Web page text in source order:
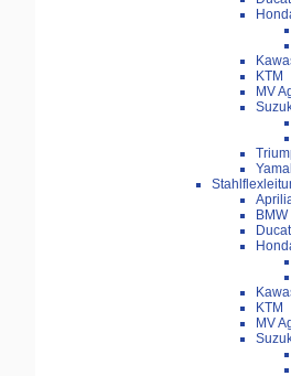
KTM
MV
BMW
KTM
MV